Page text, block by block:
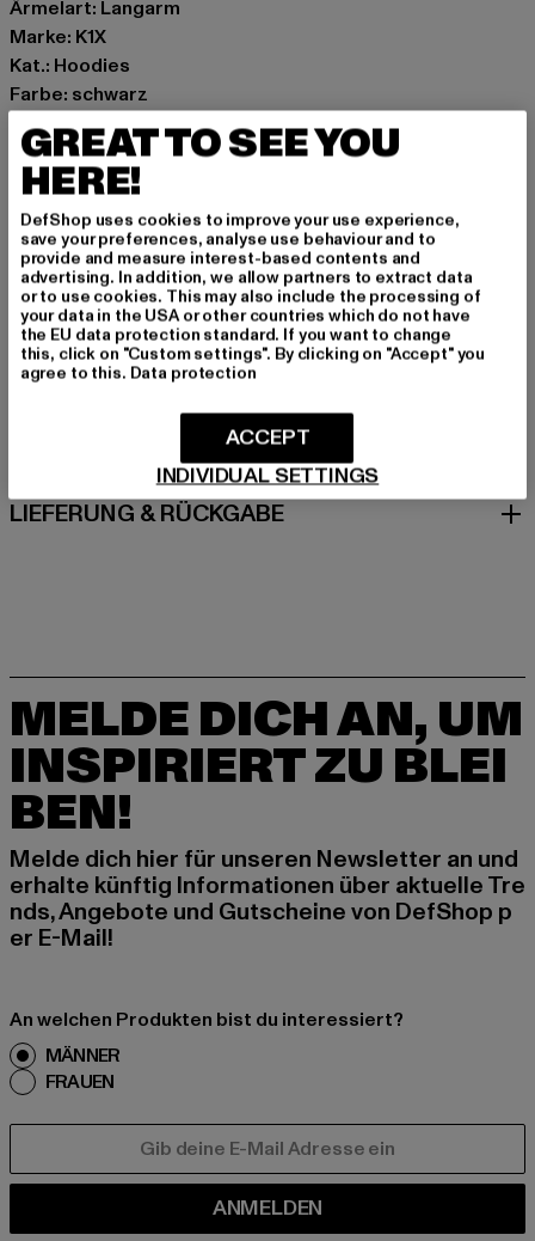
Ärmelart: Langarm
Marke: K1X
Kat.: Hoodies
Farbe: schwarz
Hersteller Farbe: black
Materialzusammensetzung: 65% Baumwolle, 35%
Polyester
Art.Nr: 60210167-00007
Hersteller: Urban Styles Agency GmbH & Co. KG |
agentur@urbanstylesagency.com
Schanzenstraße 41 | 51063 Köln | DE
GRÖSSE & PASSFORM
PFLEGEHINWEISE
LIEFERUNG & RÜCKGABE
MELDE DICH AN, UM
INSPIRIERT ZU BLEI
BEN!
Melde dich hier für unseren Newsletter an und
erhalte künftig Informationen über aktuelle Tre
nds, Angebote und Gutscheine von DefShop p
er E-Mail!
An welchen Produkten bist du interessiert?
MÄNNER
FRAUEN
ANMELDEN
GREAT TO SEE YOU
HERE!
DefShop uses cookies to improve your use experience,
save your preferences, analyse use behaviour and to
provide and measure interest-based contents and
advertising. In addition, we allow partners to extract data
or to use cookies. This may also include the processing of
your data in the USA or other countries which do not have
the EU data protection standard. If you want to change
this, click on "Custom settings". By clicking on "Accept" you
agree to this. Data protection
INDIVIDUAL SETTINGS
ACCEPT